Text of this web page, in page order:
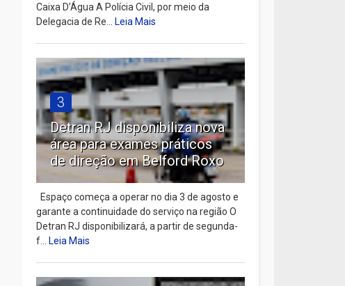
Caixa D’Água A Polícia Civil, por meio da
Delegacia de Re...Leia Mais
3
Detran RJ disponibiliza nova
área para exames práticos
de direção em Belford Roxo
Espaço começa a operar no dia 3 de agosto e
garante a continuidade do serviço na região O
Detran RJ disponibilizará, a partir de segunda-
f...Leia Mais